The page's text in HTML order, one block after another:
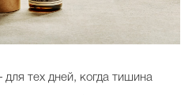
тех дней, когда тишина